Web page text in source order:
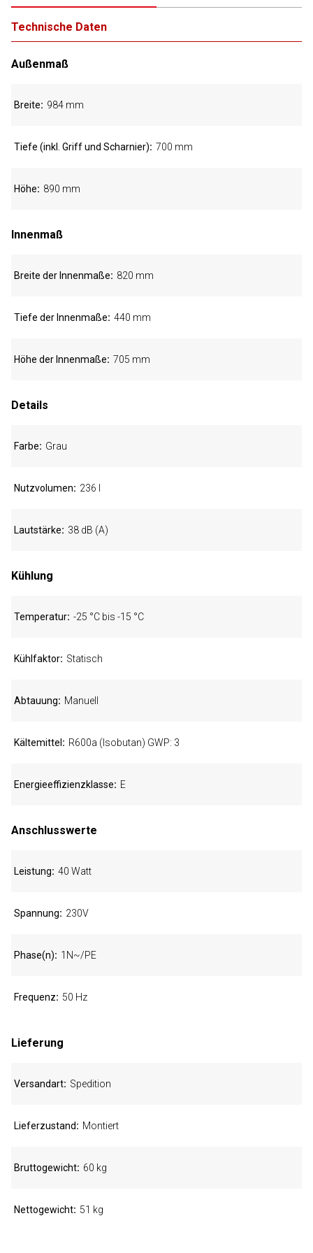
Technische Daten
Außenmaß
Breite 984 mm
Tiefe (inkl. Griff und Scharnier) 700 mm
Höhe 890 mm
Innenmaß
Breite der Innenmaße 820 mm
Tiefe der Innenmaße 440 mm
Höhe der Innenmaße 705 mm
Details
Farbe Grau
Nutzvolumen 236 l
Lautstärke 38 dB (A)
Kühlung
Temperatur -25 °C bis -15 °C
Kühlfaktor Statisch
Abtauung Manuell
Kältemittel R600a (Isobutan) GWP: 3
Energieeffizienzklasse E
Anschlusswerte
Leistung 40 Watt
Spannung 230V
Phase(n) 1N~/PE
Frequenz 50 Hz
Lieferung
Versandart Spedition
Lieferzustand Montiert
Bruttogewicht 60 kg
Nettogewicht 51 kg